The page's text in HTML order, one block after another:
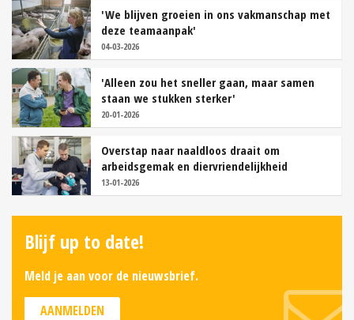
'We blijven groeien in ons vakmanschap met
deze teamaanpak'
04-03-2026
'Alleen zou het sneller gaan, maar samen
staan we stukken sterker'
20-01-2026
Overstap naar naaldloos draait om
arbeidsgemak en diervriendelijkheid
13-01-2026
Blijf up to date!
Meld je aan voor de nieuwsbrief.
AANMELDEN